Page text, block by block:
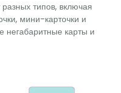
типов, включая
мини-карточки и
негабаритные карты и